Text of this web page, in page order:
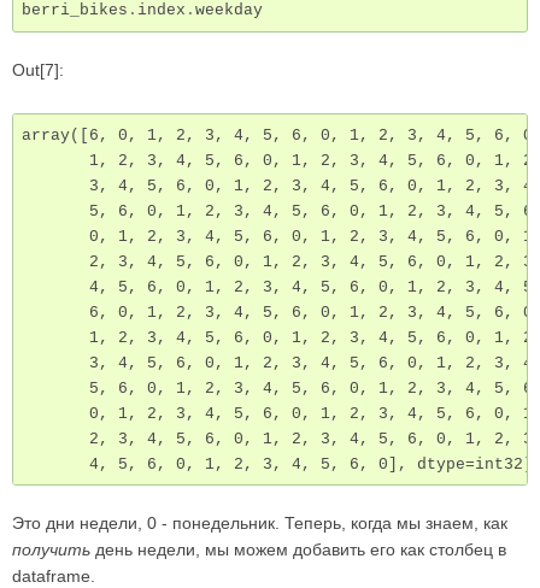
berri_bikes . index . weekday
Out[7]:
array([6, 0, 1, 2, 3, 4, 5, 6, 0, 1, 2, 3, 4, 5, 6,
1, 2, 3, 4, 5, 6, 0, 1, 2, 3, 4, 5, 6, 0, 1,
3, 4, 5, 6, 0, 1, 2, 3, 4, 5, 6, 0, 1, 2, 3,
5, 6, 0, 1, 2, 3, 4, 5, 6, 0, 1, 2, 3, 4, 5,
0, 1, 2, 3, 4, 5, 6, 0, 1, 2, 3, 4, 5, 6, 0,
2, 3, 4, 5, 6, 0, 1, 2, 3, 4, 5, 6, 0, 1, 2,
4, 5, 6, 0, 1, 2, 3, 4, 5, 6, 0, 1, 2, 3, 4,
6, 0, 1, 2, 3, 4, 5, 6, 0, 1, 2, 3, 4, 5, 6,
1, 2, 3, 4, 5, 6, 0, 1, 2, 3, 4, 5, 6, 0, 1,
3, 4, 5, 6, 0, 1, 2, 3, 4, 5, 6, 0, 1, 2, 3,
5, 6, 0, 1, 2, 3, 4, 5, 6, 0, 1, 2, 3, 4, 5,
0, 1, 2, 3, 4, 5, 6, 0, 1, 2, 3, 4, 5, 6, 0,
2, 3, 4, 5, 6, 0, 1, 2, 3, 4, 5, 6, 0, 1, 2,
       4, 5, 6, 0, 1, 2, 3, 4, 5, 6, 0], dtype=int32)
Это дни недели, 0 - понедельник. Теперь, когда мы знаем, как
получить день недели, мы можем добавить его как столбец в
dataframe.